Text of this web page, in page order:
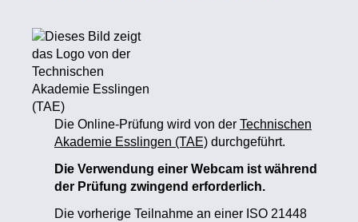
Die Online-Prüfung wird von der Technischen
Akademie Esslingen (TAE) durchgeführt.
Die Verwendung einer Webcam ist während
der Prüfung zwingend erforderlich.
Die vorherige Teilnahme an einer ISO 21448